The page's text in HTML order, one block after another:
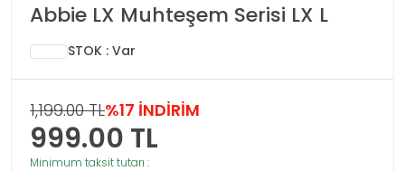
Abbie LX Muhteşem Serisi LX L
STOK : Var
1,199.00 TL%17 İNDİRİM
999.00 TL
Minimum taksit tutarı :